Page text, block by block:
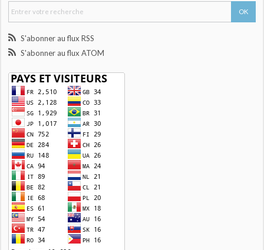
S'abonner au flux RSS
S'abonner au flux ATOM